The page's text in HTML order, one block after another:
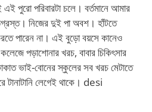
পুরো পরিবারটা চলে। বর্তমানে আমার
নিজের দুই পা অবশ। হাঁটতে
পারেন না। এই বুড়ো বয়সে কানেও
পড়াশোনার খরচ, বাবার চিকিৎসার
ভাই-বোনের স্কুলের সব খরচ মেটাতে
টানাটানি লেগেই থাকে। desi